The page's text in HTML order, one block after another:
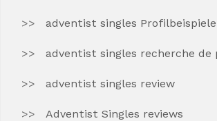
adventist singles Profilbeispiele
adventist singles recherche de
adventist singles review
Adventist Singles reviews